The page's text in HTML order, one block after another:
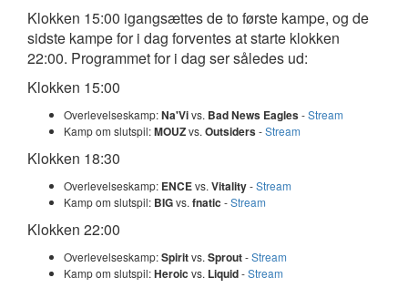
Klokken 15:00 igangsættes de to første kampe, og de
sidste kampe for i dag forventes at starte klokken
22:00. Programmet for i dag ser således ud:
Klokken 15:00
Overlevelseskamp:Na'Vivs. BadNews Eagles-Stream
Kamp om slutspil:MOUZvs. Outsiders-Stream
Klokken 18:30
Overlevelseskamp: ENCEvs. Vitality-Stream
Kamp om slutspil: BIGvs. fnatic -Stream
Klokken 22:00
Overlevelseskamp:Spiritvs. Sprout-Stream
Kamp om slutspil:Heroic vs. Liquid-Stream